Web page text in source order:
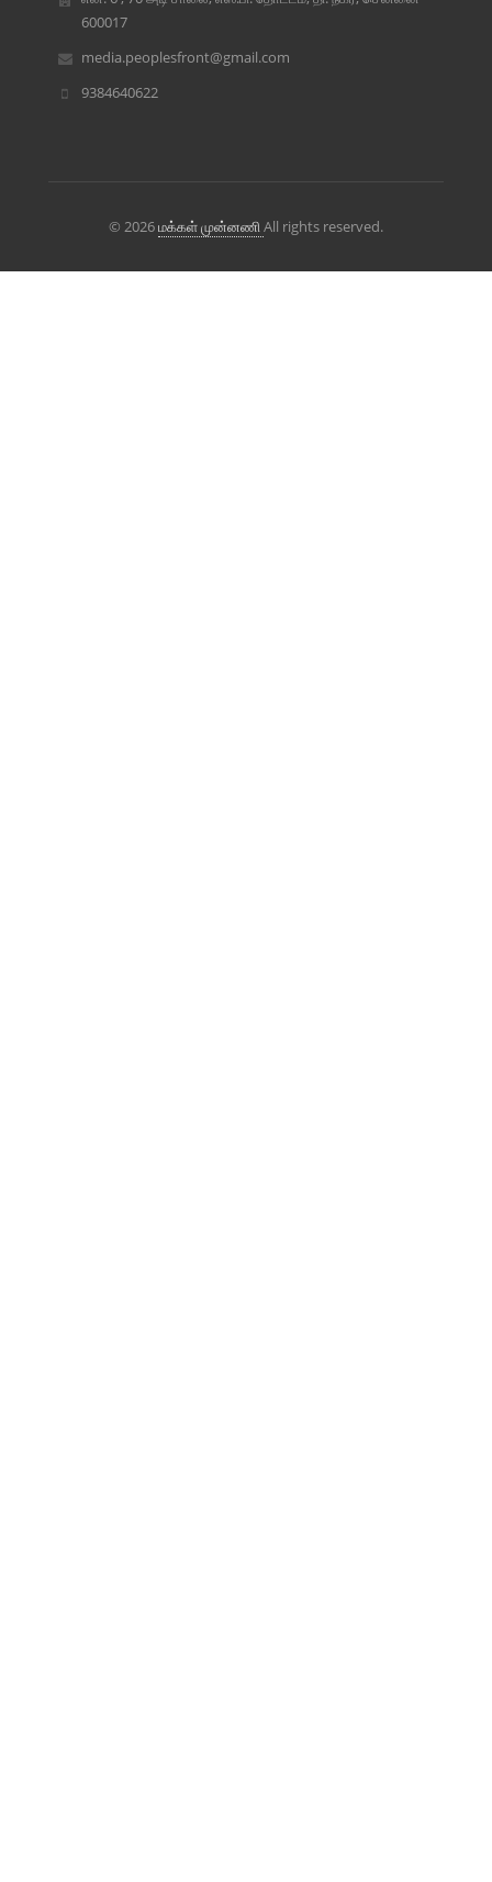
600017
media.peoplesfront@gmail.com
9384640622
© 2026மக்கள் முன்னணிAll rights reserved.